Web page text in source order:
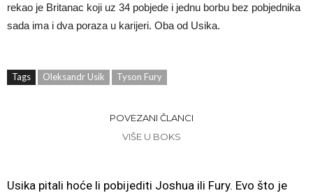
rekao je Britanac koji uz 34 pobjede i jednu borbu bez pobjednika
sada ima i dva poraza u karijeri. Oba od Usika.
Tags Oleksandr Usik Tyson Fury
POVEZANI ČLANCI
VIŠE U BOKS
Usika pitali hoće li pobijediti Joshua ili Fury. Evo što je